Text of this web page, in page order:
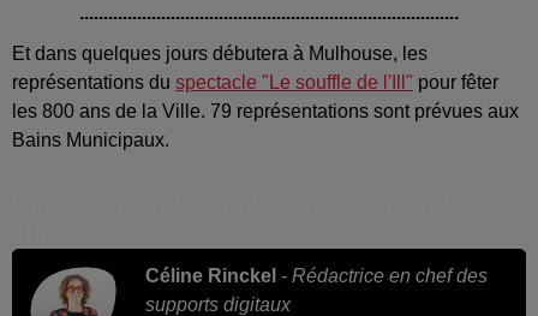
...............................................................................
Et dans quelques jours débutera à Mulhouse, les
représentations du spectacle "Le souffle de l'Ill" pour fêter
les 800 ans de la Ville. 79 représentations sont prévues aux
Bains Municipaux.
Céline Rinckel - Rédactrice en chef des
supports digitaux